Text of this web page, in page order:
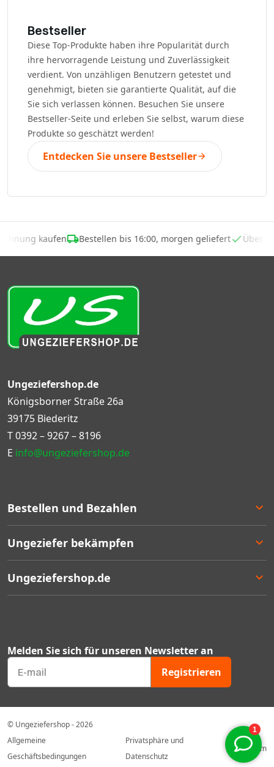
Bestseller
Diese Top-Produkte haben ihre Popularität durch
ihre hervorragende Leistung und Zuverlässigkeit
verdient. Von unzähligen Benutzern getestet und
genehmigt, bieten sie garantierte Qualität, auf die
Sie sich verlassen können. Besuchen Sie unsere
Bestseller-Seite und erleben Sie selbst, warum diese
Produkte so geschätzt werden!
Entdecken Sie unsere Bestseller
kaufen Bestellen bis 16:00, morgen geliefert Über
Melden Sie sich für unseren Newsletter an
Registrieren
Bestellen und Bezahlen
Bestellen
Lieferung
Ungeziefer bekämpfen
Entscheidungshilfe
Gutscheincodes
Ungeziefershop.de
Mein Konto
Geprüfter Webshop Zertifikat
Ungeziefershop.de
Königsborner Straße 26a
39175 Biederitz
T0392 – 9267 – 8196
E info@ungeziefershop.de
© Ungeziefershop - 2026
Allgemeine
Geschäftsbedingungen
Privatsphäre und
Datenschutz
Impressum